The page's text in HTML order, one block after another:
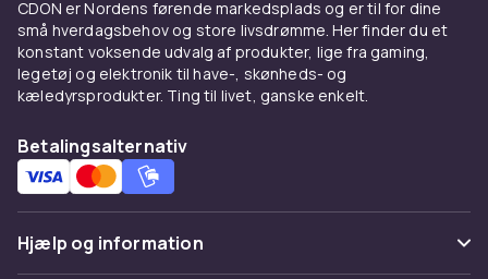
CDON er Nordens førende markedsplads og er til for dine
små hverdagsbehov og store livsdrømme. Her finder du et
konstant voksende udvalg af produkter, lige fra gaming,
legetøj og elektronik til have-, skønheds- og
kæledyrsprodukter. Ting til livet, ganske enkelt.
Betalingsalternativ
Hjælp og information